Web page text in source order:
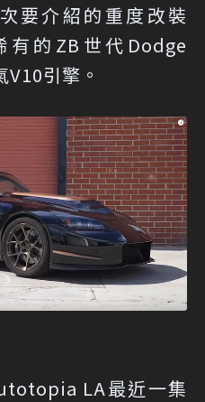
要介紹的重度改裝
有的ZB世代Dodge
引擎。
LA最近一集